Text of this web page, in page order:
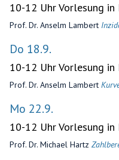
10-12 Uhr Vorlesung in
Prof. Dr. Anselm Lambert
Do 18.9.
10-12 Uhr Vorlesung in
Prof. Dr. Anselm Lambert
Mo 22.9.
10-12 Uhr Vorlesung in
Prof. Dr. Michael Hartz